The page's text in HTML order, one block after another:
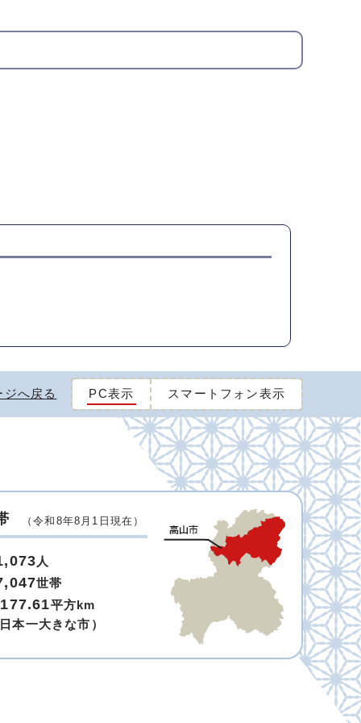
へ戻る PC表示 スマートフォン表示
（令和8年8月1日現在）
人
世帯
平方km
本一大きな市）